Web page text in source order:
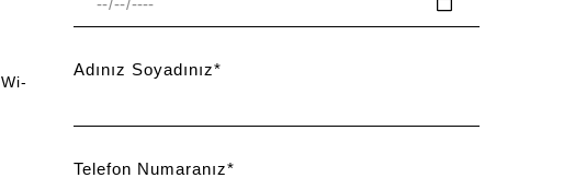
Adınız Soyadınız*
Telefon Numaranız*